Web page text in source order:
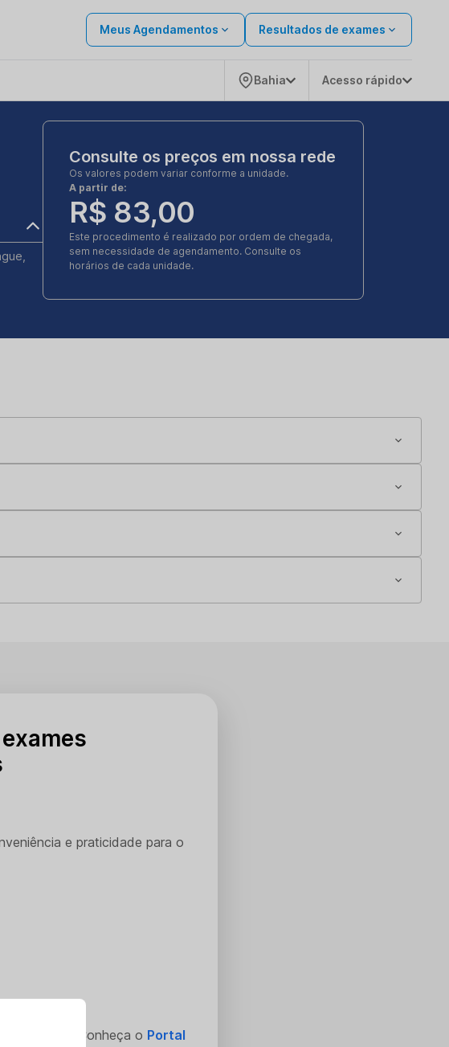
Meus Agendamentos Resultados de exames
Bahia Acesso rápido
Consulte os preços em nossa rede
Os valores podem variar conforme a unidade.
A partir de:
R$ 83,00
Este procedimento é realizado por ordem de chegada,
sem necessidade de agendamento. Consulte os
horários de cada unidade.
e praticidade para o
quiser. Conheça o Portal